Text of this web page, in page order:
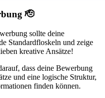
🫡
sollte deine
Standardfloskeln und zeige
kreative Ansätze!
dass deine Bewerbung
und eine logische Struktur,
finden können.